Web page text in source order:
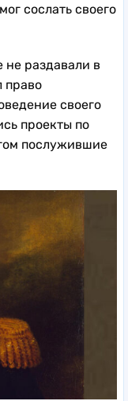
сослать своего
не раздавали в
право
своего
проекты по
послужившие